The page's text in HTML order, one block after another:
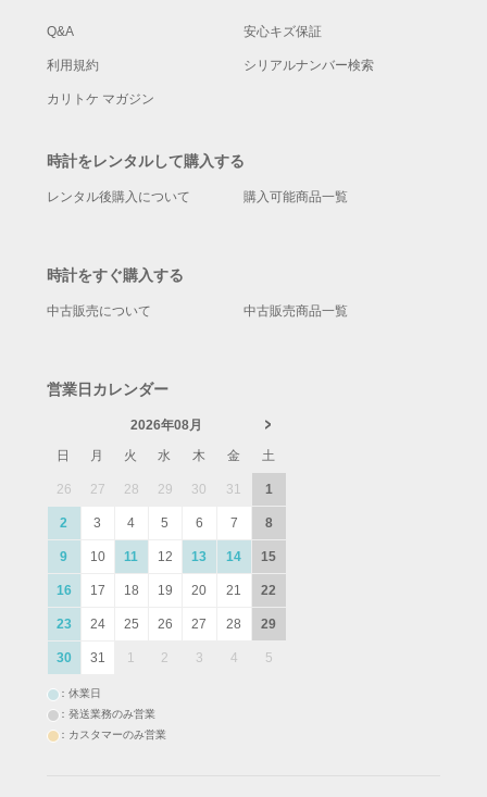
Q&A 安心キズ保証
利用規約 シリアルナンバー検索
カリトケ マガジン
時計をレンタルして購入する
レンタル後購入について 購入可能商品一覧
時計をすぐ購入する
中古販売について 中古販売商品一覧
営業日カレンダー
2026年08月
日
月 火 水 木 金 土
26 27 28 29 30 31 1
2 3 4 5 6 7 8
9 10 11 12 13 14 15
16 17 18 19 20 21 22
23 24 25 26 27 28 29
30 31 1 2 3 4 5
：休業日
：発送業務のみ営業
：カスタマーのみ営業